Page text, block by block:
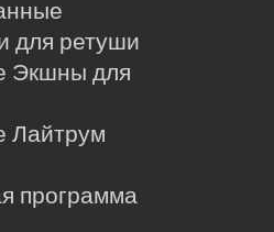
для ретуши
Экшны для
Лайтрум
программа